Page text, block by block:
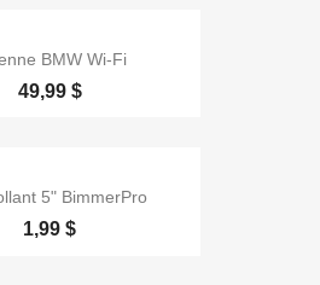
BMW Wi-Fi
49,99 $
5" BimmerPro
1,99 $